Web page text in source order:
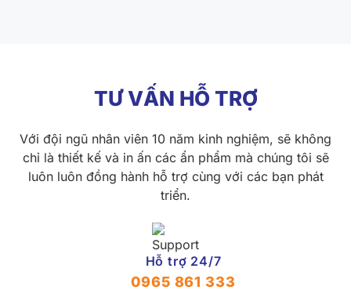
TƯ VẤN HỖ TRỢ
Với đội ngũ nhân viên 10 năm kinh nghiệm, sẽ không
chỉ là thiết kế và in ấn các ẩn phẩm mà chúng tôi sẽ
luôn luôn đồng hành hỗ trợ cùng với các bạn phát
triển.
Hỗ trợ 24/7
0965 861 333